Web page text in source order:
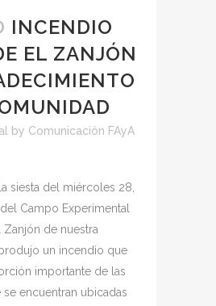
INCENDIO
EL ZANJÓN
by Comunicación FAyA
siesta del miércoles 28,
Campo Experimental
Zanjón de nuestra
un incendio que
importante de las
encuentran ubicadas